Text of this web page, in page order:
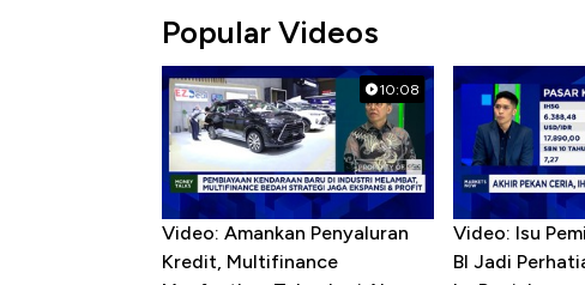
Popular Videos
10:08
Video: Amankan Penyaluran
Kredit, Multifinance
Video: Isu
BI Jadi